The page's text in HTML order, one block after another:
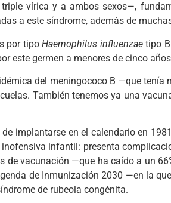
vírica y a ambos sexos—,
a este síndrome, además de
por tipoHaemophilus influenzaetipo B
este germen a menores de cinco
del meningococo B —que tenía
También tenemos ya una
implantarse en el calendario en
infantil: presenta
vacunación —que ha caído a un
de Inmunización 2030 —en la que
de rubeola congénita.